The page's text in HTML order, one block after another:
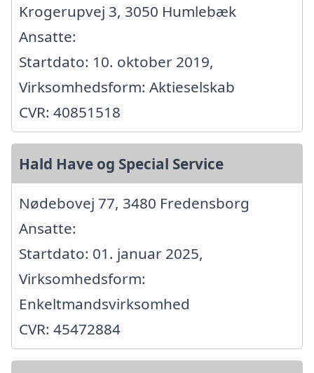
Krogerupvej 3, 3050 Humlebæk
Ansatte:
Startdato: 10. oktober 2019,
Virksomhedsform: Aktieselskab
CVR: 40851518
Hald Have og Special Service
Nødebovej 77, 3480 Fredensborg
Ansatte:
Startdato: 01. januar 2025,
Virksomhedsform:
Enkeltmandsvirksomhed
CVR: 45472884